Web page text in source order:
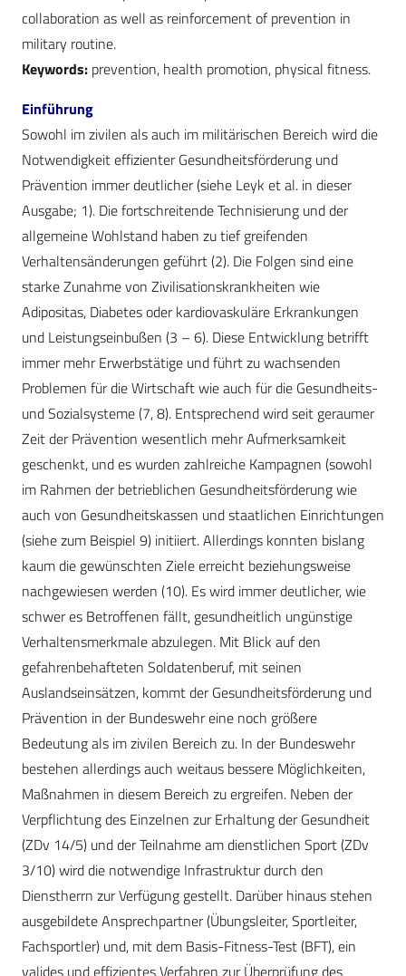
collaboration as well as reinforcement of prevention in
military routine.
Keywords: prevention, health promotion, physical fitness.
Einführung
Sowohl im zivilen als auch im militärischen Bereich wird die
Notwendigkeit effizienter Gesundheitsförderung und
Prävention immer deutlicher (siehe Leyk et al. in dieser
Ausgabe; 1). Die fortschreitende Technisierung und der
allgemeine Wohlstand haben zu tief greifenden
Verhaltensänderungen geführt (2). Die Folgen sind eine
starke Zunahme von Zivilisationskrankheiten wie
Adipositas, Diabetes oder kardiovaskuläre Erkrankungen
und Leistungseinbußen (3 – 6). Diese Entwicklung betrifft
immer mehr Erwerbstätige und führt zu wachsenden
Problemen für die Wirtschaft wie auch für die Gesundheits-
und Sozialsys­teme (7, 8). Entsprechend wird seit geraumer
Zeit der Prävention wesentlich mehr Aufmerksamkeit
geschenkt, und es wurden zahlreiche Kampagnen (sowohl
im Rahmen der betrieblichen Gesundheitsförderung wie
auch von Gesundheitskassen und staatlichen Einrichtungen
(siehe zum Beispiel 9) initiiert. Allerdings konnten bislang
kaum die gewünschten Ziele erreicht beziehungsweise
nachgewiesen werden (10). Es wird immer deutlicher, wie
schwer es Betroffenen fällt, gesundheitlich ungünstige
Verhaltensmerkmale abzulegen. Mit Blick auf den
gefahrenbehafteten Soldatenberuf, mit seinen
Auslandseinsätzen, kommt der Gesundheitsförderung und
Prävention in der Bundeswehr eine noch größere
Bedeutung als im zivilen Bereich zu. In der Bundeswehr
bestehen allerdings auch weitaus bessere Möglichkeiten,
Maßnahmen in diesem Bereich zu ergreifen. Neben der
Verpflichtung des Einzelnen zur Erhaltung der Gesundheit
(ZDv 14/5) und der Teilnahme am dienstlichen Sport (ZDv
3/10) wird die notwendige Infrastruktur durch den
Dienstherrn zur Verfügung gestellt. Darüber hinaus stehen
ausgebildete Ansprechpartner (Übungsleiter, Sportleiter,
Fachsportler) und, mit dem Basis-Fitness-Test (BFT), ein
valides und effizientes Verfahren zur Überprüfung des